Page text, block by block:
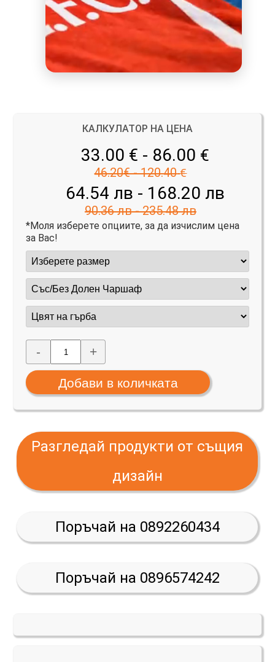
КАЛКУЛАТОР НА ЦЕНА
33.00 € - 86.00 €
46.20€ - 120.40 €
64.54 лв - 168.20 лв
90.36 лв - 235.48 лв
*Моля изберете опциите, за да изчислим цена
за Вас!
- +
Разгледай продукти от същия
дизайн
Поръчай на 0892260434
Поръчай на 0896574242